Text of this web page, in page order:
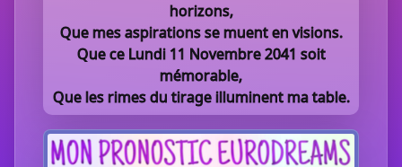
horizons,
Que mes aspirations se muent en visions.
Que ce Lundi 11 Novembre 2041 soit
mémorable,
Que les rimes du tirage illuminent ma table.